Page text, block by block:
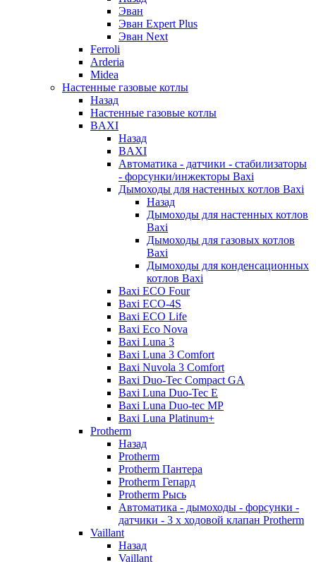
Эван
Эван Expert Plus
Эван Next
Ferroli
Arderia
Midea
Настенные газовые котлы
Назад
Настенные газовые котлы
BAXI
Назад
BAXI
Автоматика - датчики - стабилизаторы
- форсунки/инжекторы Baxi
Дымоходы для настенных котлов Baxi
Назад
Дымоходы для настенных котлов
Baxi
Дымоходы для газовых котлов
Baxi
Дымоходы для конденсационных
котлов Baxi
Baxi ECO Four
Baxi ECO-4S
Baxi ECO Life
Baxi Eco Nova
Baxi Luna 3
Baxi Luna 3 Comfort
Baxi Nuvola 3 Comfort
Baxi Duo-Tec Compact GA
Baxi Luna Duo-Tec E
Baxi Luna Duo-tec MP
Baxi Luna Platinum+
Protherm
Назад
Protherm
Protherm Пантера
Protherm Гепард
Protherm Рысь
Автоматика - дымоходы - форсунки -
датчики - 3 х ходовой клапан Protherm
Vaillant
Назад
Vaillant